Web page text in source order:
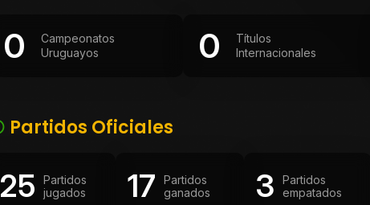
0
Campeonatos
Uruguayos
0
Títulos
Internacionales
Partidos Oficiales
25
Partidos
jugados
17
Partidos
ganados
3
Partidos
empatados